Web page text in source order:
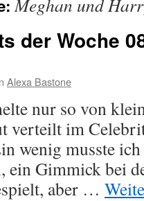
Meghan und
der Woche
Alexa Bastone
nur so von
verteilt im
wenig musste
ein Gimmick bei
aber …